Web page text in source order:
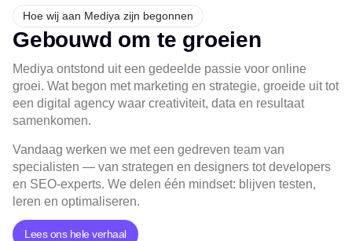
Hoe wij aan Mediya zijn begonnen
Gebouwd om te groeien
Mediya ontstond uit een gedeelde passie voor online
groei. Wat begon met marketing en strategie, groeide uit tot
een digital agency waar creativiteit, data en resultaat
samenkomen.
Vandaag werken we met een gedreven team van
specialisten — van strategen en designers tot developers
en SEO-experts. We delen één mindset: blijven testen,
leren en optimaliseren.
Lees ons hele verhaal